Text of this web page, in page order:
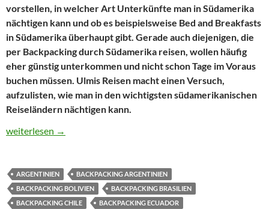
vorstellen, in welcher Art Unterkünfte man in Südamerika
nächtigen kann und ob es beispielsweise Bed and Breakfasts
in Südamerika überhaupt gibt. Gerade auch diejenigen, die
per Backpacking durch Südamerika reisen, wollen häufig
eher günstig unterkommen und nicht schon Tage im Voraus
buchen müssen. Ulmis Reisen macht einen Versuch,
aufzulisten, wie man in den wichtigsten südamerikanischen
Reiseländern nächtigen kann.
Unterkünfte Südamerika – Bed and Breakfast, private Pension,
weiterlesen →
ARGENTINIEN
BACKPACKING ARGENTINIEN
BACKPACKING BOLIVIEN
BACKPACKING BRASILIEN
BACKPACKING CHILE
BACKPACKING ECUADOR